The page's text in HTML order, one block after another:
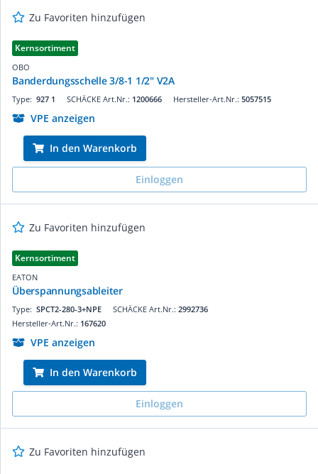
Zu Favoriten hinzufügen
Kernsortiment
OBO
Banderdungsschelle 3/8-1 1/2" V2A
SCHÄCKE Art.Nr.: 1200666
Type: 927 1 Hersteller-Art.Nr.: 5057515
VPE anzeigen
In den Warenkorb
Einloggen
Zu Favoriten hinzufügen
Kernsortiment
EATON
Überspannungsableiter
SCHÄCKE Art.Nr.: 2992736
Type: SPCT2-280-3+NPE
Hersteller-Art.Nr.: 167620
VPE anzeigen
In den Warenkorb
Einloggen
Zu Favoriten hinzufügen